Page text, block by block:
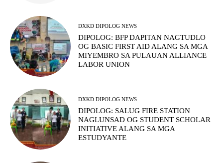
DXKD DIPOLOG NEWS
DIPOLOG: BFP DAPITAN NAGTUDLO
OG BASIC FIRST AID ALANG SA MGA
MIYEMBRO SA PULAUAN ALLIANCE
LABOR UNION
DXKD DIPOLOG NEWS
DIPOLOG: SALUG FIRE STATION
NAGLUNSAD OG STUDENT SCHOLAR
INITIATIVE ALANG SA MGA
ESTUDYANTE